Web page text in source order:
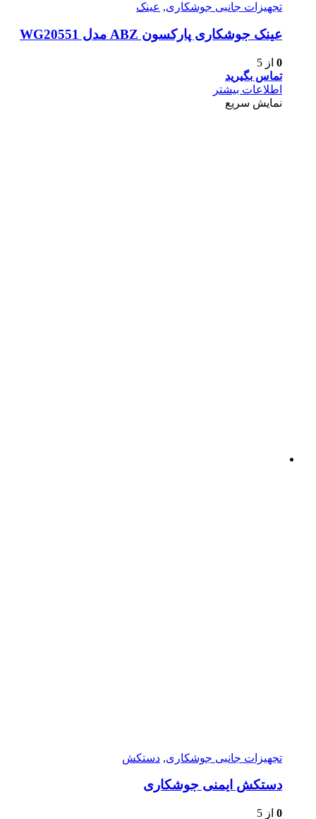
تجهیزات جانبی جوشکاری, عینک
عینک جوشکاری پارکسون ABZ مدل WG20551
0 از 5
تماس بگیرید
اطلاعات بیشتر
نمایش سریع
تجهیزات جانبی جوشکاری, دستکش
دستکش ایمنی جوشکاری
0 از 5